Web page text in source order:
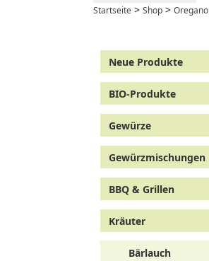
Startseite > Shop > Oregano
Neue Produkte
BIO-Produkte
Gewürze
Gewürzmischungen
BBQ & Grillen
Kräuter
Bärlauch